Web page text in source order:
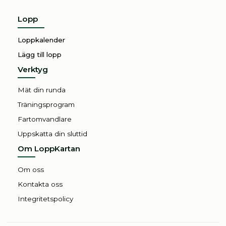
Lopp
Loppkalender
Lägg till lopp
Verktyg
Mät din runda
Träningsprogram
Fartomvandlare
Uppskatta din sluttid
Om LoppKartan
Om oss
Kontakta oss
Integritetspolicy